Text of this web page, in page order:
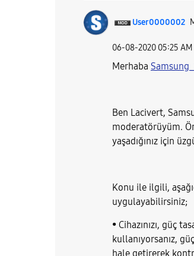
User0000002
‎06-08-2020 05:25 AM
Merhaba
Ben Lacivert,
moderatörüyüm.
yaşadığınız için
Konu ile ilgili,
uygulayabilirsiniz;
• Cihazınızı, güç
kullanıyorsanız,
hale getirerek